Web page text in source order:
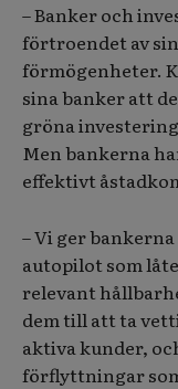
– Banker och
förtroendet av
förmögenheter.
sina banker att
gröna
Men bankerna
effektivt
– Vi ger
autopilot som
relevant
dem till att ta
aktiva kunder,
förflyttningar